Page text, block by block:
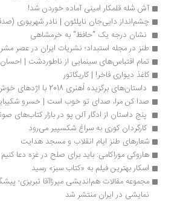
آش شله قلمکار امینی آماده خوردن شد!
چشم‌انداز دایی‌جان ناپلئون | نادر شهریوری (صدقی)
نشان درجه یک "حافظ" به خرمشاهی
طنز در مجله استبداد؛ نشریات ایران در عصر مشروطه
تمام اقتباس‌های سینمایی از ناطوردشت | احسان زيورعالم
کاغذ دیواری فاخر! | کاریکاتور
داستان‌های برگزیده اُهنری 2018 با اژدهای خوش‌اقبال
صدا کن مرا، صدای تو خوب است | خسرو شکیبایی
پنج داستان از ادگار آلن پو در بازار کتاب‌های صوتی
کارگردان کوری به سراغ شکسپیر می‌رود
شعارهای طنز ایام انقلاب و مسجد هدایت
هاروکی موراکامی: باید برای صلح در غزه دعا کنیم
اسکار بهترین فیلم به «کتاب سبز» رسید
نمایشی در ایران منتشر شد